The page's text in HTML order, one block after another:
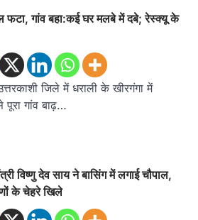
फटा, गांव बहा:कई घर मलबे में दबे; रेस्क्यू के
जिले में धराली के खीरगंगा में
गांव बाढ़…
देव साय ने बासिंग में लगाई चौपाल,
के चेहरे खिले